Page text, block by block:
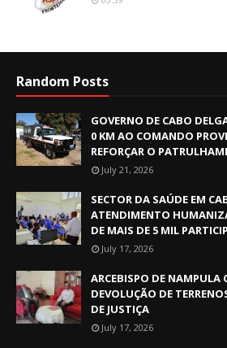
Random Posts
GOVERNO DE CABO
0 KM AO COMANDO
REFORÇAR O
July 21, 2026
SECTOR DA SAÚDE EM
ATENDIMENTO
DE MAIS DE 5 MIL
July 17, 2026
ARCEBISPO DE NAMPULA
DEVOLUÇÃO DE
DE JUSTIÇA
July 17, 2026